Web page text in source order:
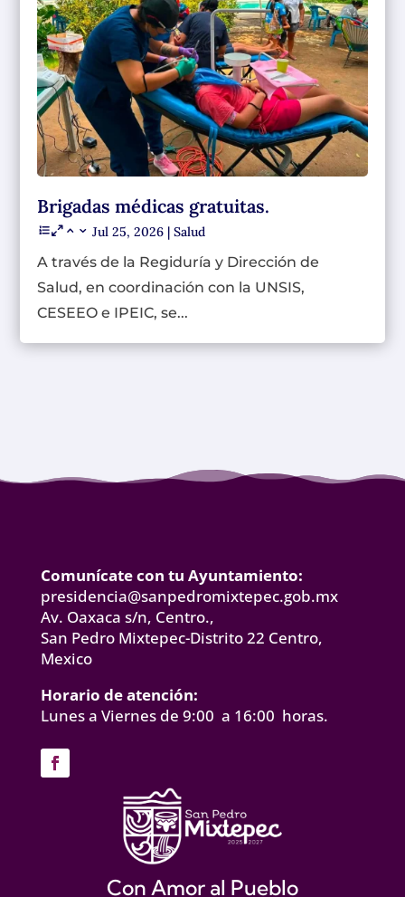
Brigadas médicas gratuitas.
Jul 25, 2026 |Salud
A través de la Regiduría y Dirección de
Salud, en coordinación con la UNSIS,
CESEEO e IPEIC, se...
Comunícate con tu Ayuntamiento:
presidencia@sanpedromixtepec.gob.mx
Av. Oaxaca s/n, Centro.,
San Pedro Mixtepec-Distrito 22 Centro,
Mexico
Horario de atención:
Lunes a Viernes de 9:00 a 16:00 horas.
Con Amor al Pueblo